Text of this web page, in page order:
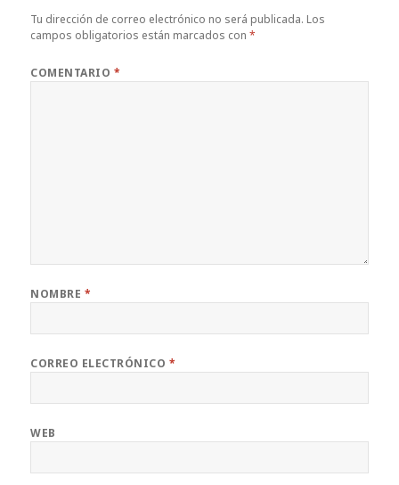
Tu dirección de correo electrónico no será publicada. Los
campos obligatorios están marcados con*
COMENTARIO *
NOMBRE *
CORREO ELECTRÓNICO *
WEB